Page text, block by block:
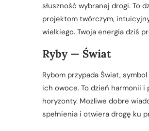
słuszność wybranej drogi. To
projektom twórczym,
wielkiego. Twoja energia dziś
Ryby — Świat
Rybom przypada Świat,
ich owoce. To dzień harmonii
horyzonty. Możliwe dobre
spełnienia i otwiera drogę ku